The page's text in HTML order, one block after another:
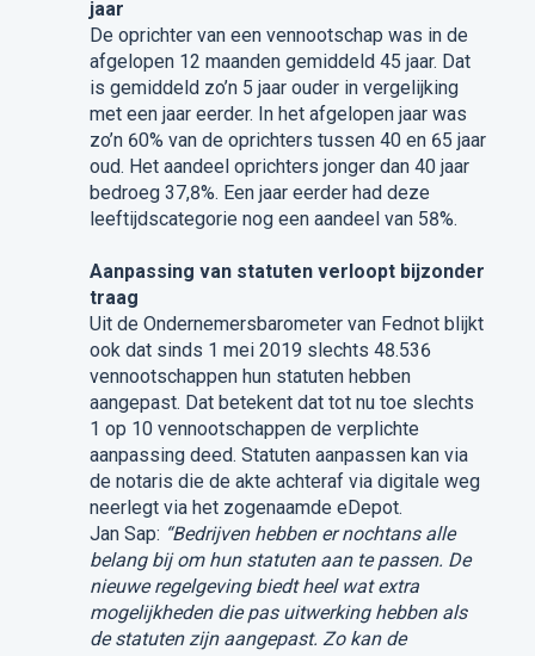
jaar
De oprichter van een vennootschap was in de
afgelopen 12 maanden gemiddeld 45 jaar. Dat
is gemiddeld zo’n 5 jaar ouder in vergelijking
met een jaar eerder. In het afgelopen jaar was
zo’n 60% van de oprichters tussen 40 en 65 jaar
oud. Het aandeel oprichters jonger dan 40 jaar
bedroeg 37,8%. Een jaar eerder had deze
leeftijdscategorie nog een aandeel van 58%.
Aanpassing van statuten verloopt bijzonder
traag
Uit de Ondernemersbarometer van Fednot blijkt
ook dat sinds 1 mei 2019 slechts 48.536
vennootschappen hun statuten hebben
aangepast. Dat betekent dat tot nu toe slechts
1 op 10 vennootschappen de verplichte
aanpassing deed. Statuten aanpassen kan via
de notaris die de akte achteraf via digitale weg
neerlegt via het zogenaamde eDepot.
Jan Sap: “Bedrijven hebben er nochtans alle
belang bij om hun statuten aan te passen. De
nieuwe regelgeving biedt heel wat extra
mogelijkheden die pas uitwerking hebben als
de statuten zijn aangepast. Zo kan de